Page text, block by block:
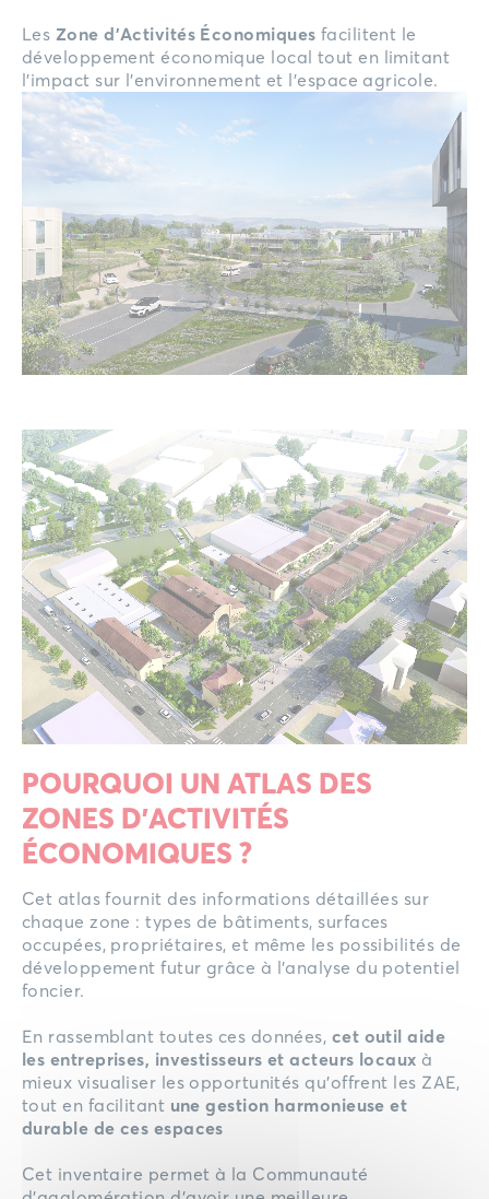
Les Zone d’Activités Économiques facilitent le
développement économique local tout en limitant
l’impact sur l’environnement et l’espace agricole.
POURQUOI UN ATLAS DES
ZONES D’ACTIVITÉS
ÉCONOMIQUES ?
Cet atlas fournit des informations détaillées sur
chaque zone : types de bâtiments, surfaces
occupées, propriétaires, et même les possibilités de
développement futur grâce à l’analyse du potentiel
foncier.
En rassemblant toutes ces données, cet outil aide
les entreprises, investisseurs et acteurs locaux à
mieux visualiser les opportunités qu’offrent les ZAE,
tout en facilitant une gestion harmonieuse et
durable de ces espaces
Cet inventaire permet à la Communauté